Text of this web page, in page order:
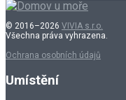
© 2016–2026 VIVIA s.r.o.
Všechna práva vyhrazena.
Ochrana osobních údajů
Umístění